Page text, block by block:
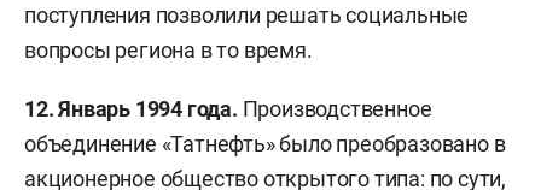
поступления позволили решать социальные
вопросы региона в то время.
12. Январь 1994 года. Производственное
объединение «Татнефть» было преобразовано в
акционерное общество открытого типа: по сути,